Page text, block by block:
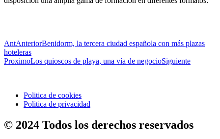
AntAnteriorBenidorm, la tercera ciudad española con más plazas
hoteleras
ProximoLos quioscos de playa, una vía de negocioSiguiente
Politica de cookies
Politica de privacidad
© 2024 Todos los derechos reservados